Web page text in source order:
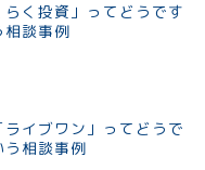
らく投資」ってどうです
相談事例
イブワン」ってどうで
う相談事例